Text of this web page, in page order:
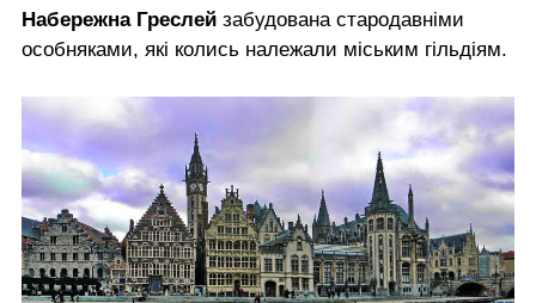
Набережна Греслей забудована стародавніми
особняками, які колись належали міським гільдіям.